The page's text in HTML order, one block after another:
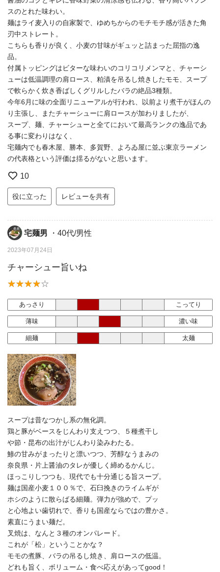
スのとれた味わい。
麺はライ麦入りの自家製で、ゆめちからのモチモチ感が活きた角
刃中ストレート。
こちらも香りが良く、小麦の甘味がギュッと詰まった屈指の逸
品。
付属トッピングはビターな味わいのコリコリメンマと、チャーシ
ューは低温調理の肩ロース、粕漬を吊るし焼きしたモモ、スープ
で軟らかく炊き香ばしくグリルしたバラの絶品3種類。
今年6月に味の全面リニューアルが行われ、以前より煮干がほんの
り主張し、またチャーシューに肩ロースが加わりましたが、
スープ、麺、チャーシューと全てにおいて最高ランクの逸品であ
る事に変わりはなく、
宅麺内でも春木屋、勝本、多賀野、よろゐ屋に並ぶ東京ラーメン
の代表格という評価は揺るがないと思います。
10
役に立った レビューを共有
宅麺男 ・40代/男性
2023年07月24日
チャーシュー旨いね
あっさり こってり
薄味 濃い味
細麺 太麺
スープは昔なつかし系の無化調。
鶏と豚がベースをじんわり支えつつ、５種煮干し
や節・昆布の出汁がじんわり染みわたる。
鯵の甘みがまったりと漂いつつ、芳醇なうまみの
奈良県・片上醤油のタレが優しく締めるかんじ。
ほっこりしつつも、現代でも十分通じる旨スープ。
麺は国産小麦１００％で、石臼挽きのライムギが
ホシのように散らばる細麺。弾力が強めで、プッ
と心地よい歯切れで、香りも国産ならではの豊かさ。
素直にうまい麺だ。
叉焼は、なんと３種のオンパレード。
これが「松」ということかな？
モモの煮豚、バラの吊るし焼き、肩ロースの低温。
どれも旨く、ボリューム・食べ応えがあってgood！